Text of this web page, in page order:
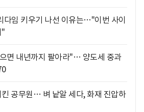
다임 키우기 나선 이유는…"이번 사이
"
면 내년까지 팔아라"… 양도세 중과
킨 공무원… 벼 낱알 세다, 화재 진압하